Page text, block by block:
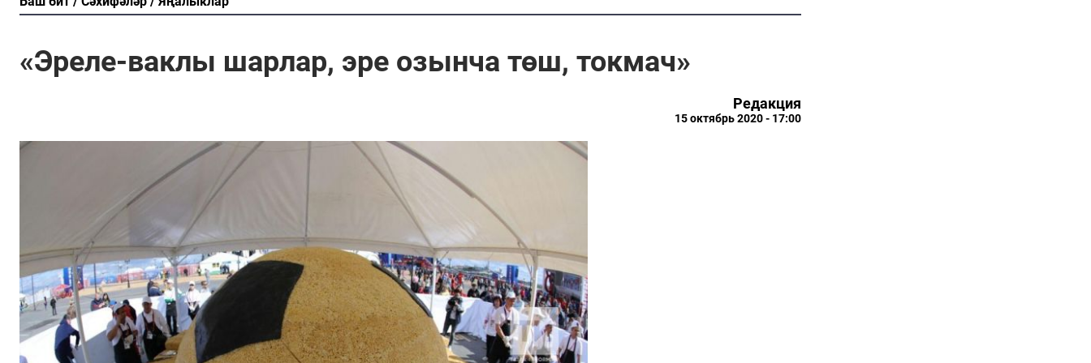
«Эреле-ваклы шарлар, эре озынча төш, токмач»
Редакция
15 октябрь 2020 - 17:00